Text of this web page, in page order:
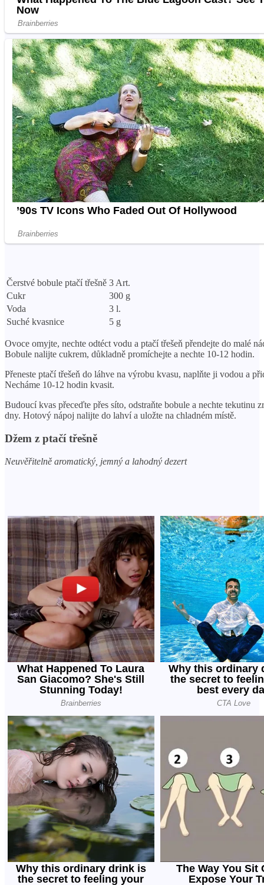
Čerstvé bobule ptačí třešně 3 Art.
Cukr
300 g
Voda
3 l.
Suché kvasnice
5 g
Ovoce omyjte, nechte odtéct vodu a ptačí třešeň přendejte do malé
Bobule nalijte cukrem, důkladně promíchejte a nechte 10-12 hodin.
Přeneste ptačí třešeň do láhve na výrobu kvasu, naplňte ji vodou a
Necháme 10-12 hodin kvasit.
Budoucí kvas přeceďte přes síto, odstraňte bobule a nechte tekutinu
dny. Hotový nápoj nalijte do lahví a uložte na chladném místě.
Džem z ptačí třešně
Neuvěřitelně aromatický, jemný a lahodný dezert